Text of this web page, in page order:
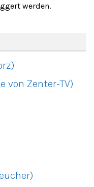
werden.
von Zenter-TV)